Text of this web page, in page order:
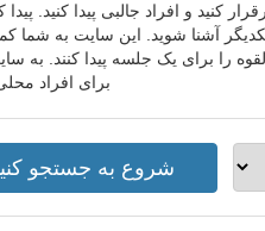
کنید و افراد جالبی پیدا کنید.
آشنا شوید. این سایت به شما
برای افراد